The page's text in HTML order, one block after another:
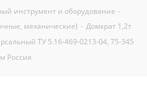
инструмент и оборудование -
механические) - Домкрат 1,2т
ТУ 5.16-469-0213-04, 75-345
Россия